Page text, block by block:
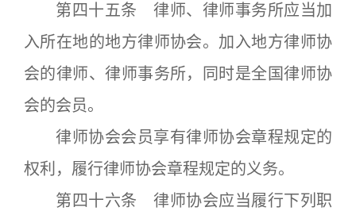
第四十五条 律师、律师事务所应当加
入所在地的地方律师协会。加入地方律师协
会的律师、律师事务所，同时是全国律师协
会的会员。
律师协会会员享有律师协会章程规定的
权利，履行律师协会章程规定的义务。
第四十六条 律师协会应当履行下列职